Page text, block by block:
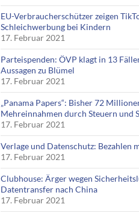
EU-Verbraucherschützer zeigen
Schleichwerbung bei Kindern
17. Februar 2021
Parteispenden: ÖVP klagt in 13
Aussagen zu Blümel
17. Februar 2021
„Panama Papers“: Bisher 72
Mehreinnahmen durch Steuern und
17. Februar 2021
Verlage und Datenschutz: Bezahlen
17. Februar 2021
Clubhouse: Ärger wegen
Datentransfer nach China
17. Februar 2021